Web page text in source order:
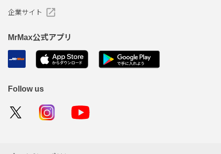
企業サイト
MrMax公式アプリ
Follow us